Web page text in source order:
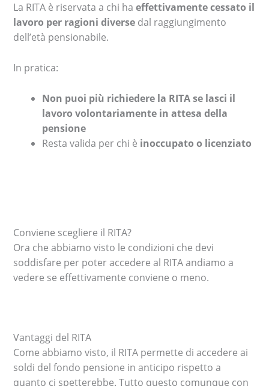
La RITA è riservata a chi haeffettivamente cessato il
lavoro per ragioni diverse dal raggiungimento
dell’età pensionabile.
In pratica:
Non puoi più richiedere la RITA se lasci il
lavoro volontariamente in attesa della
pensione
Resta valida per chi è inoccupato o licenziato
Conviene scegliere il RITA?
Ora che abbiamo visto le condizioni che devi
soddisfare per poter accedere al RITA andiamo a
vedere se effettivamente conviene o meno.
Vantaggi del RITA
Come abbiamo visto, il RITA permette di accedere ai
soldi del fondo pensione in anticipo rispetto a
quanto ci spetterebbe. Tutto questo comunque con